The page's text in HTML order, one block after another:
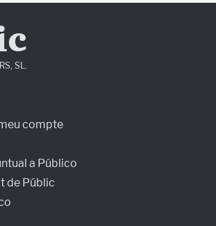
SL.
compte
a Público
de Públic